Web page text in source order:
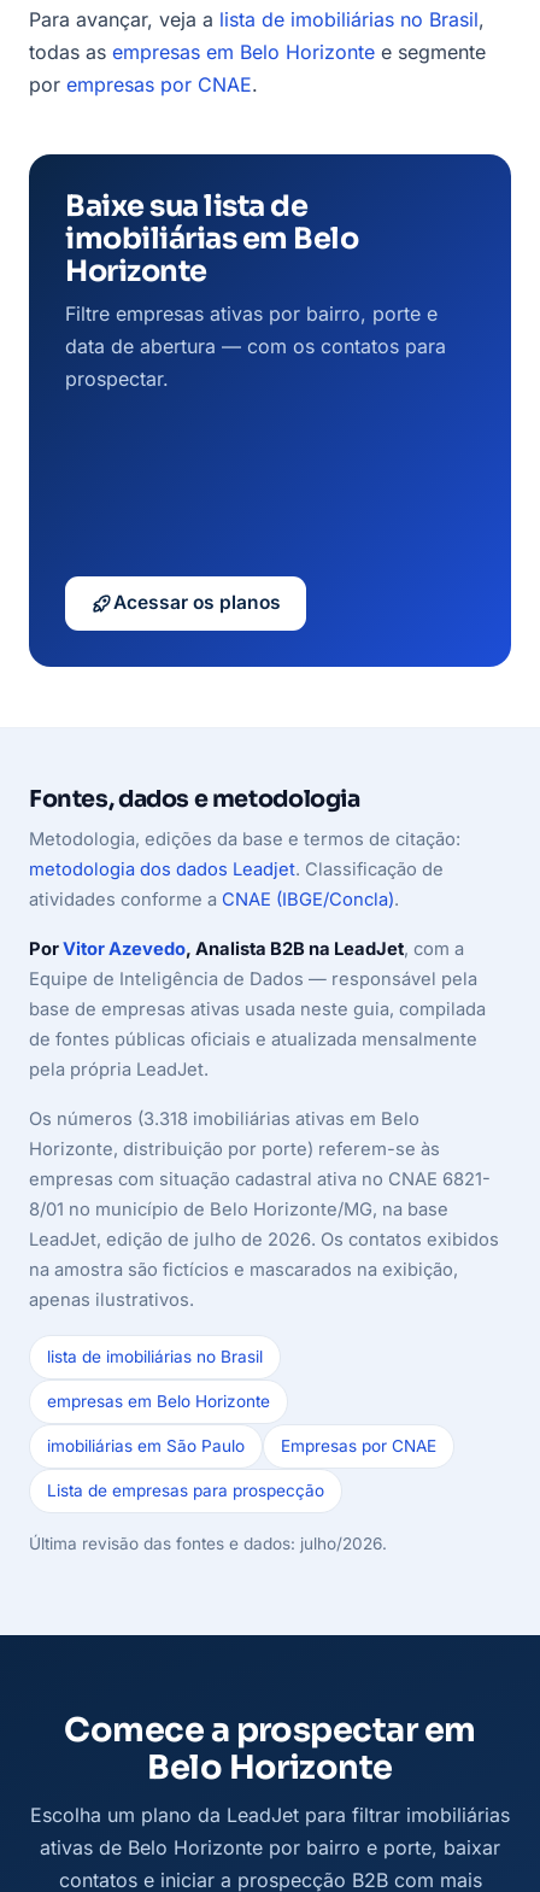
Para avançar, veja a lista de imobiliárias no Brasil,
todas as empresas em Belo Horizonte e segmente
por empresas por CNAE.
Baixe sua lista de
imobiliárias em Belo
Horizonte
Filtre empresas ativas por bairro, porte e
data de abertura — com os contatos para
prospectar.
Acessar os planos
Fontes, dados e metodologia
Metodologia, edições da base e termos de citação:
metodologia dos dados Leadjet. Classificação de
atividades conforme a CNAE (IBGE/Concla).
PorVitor Azevedo, Analista B2B na LeadJet, com a
Equipe de Inteligência de Dados — responsável pela
base de empresas ativas usada neste guia, compilada
de fontes públicas oficiais e atualizada mensalmente
pela própria LeadJet.
Os números (3.318 imobiliárias ativas em Belo
Horizonte, distribuição por porte) referem-se às
empresas com situação cadastral ativa no CNAE 6821-
8/01 no município de Belo Horizonte/MG, na base
LeadJet, edição de julho de 2026. Os contatos exibidos
na amostra são fictícios e mascarados na exibição,
apenas ilustrativos.
lista de imobiliárias no Brasil
empresas em Belo Horizonte
imobiliárias em São Paulo Empresas por CNAE
Lista de empresas para prospecção
Última revisão das fontes e dados: julho/2026.
Comece a prospectar em
Belo Horizonte
Escolha um plano da LeadJet para filtrar imobiliárias
ativas de Belo Horizonte por bairro e porte, baixar
contatos e iniciar a prospecção B2B com mais